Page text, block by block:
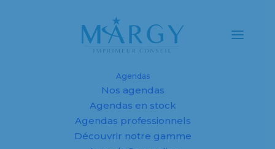
Agendas
Nos agendas
Agendas en stock
Agendas professionnels
Découvrir notre gamme
Agendas et
calendriers